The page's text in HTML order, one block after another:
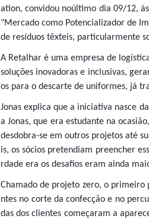
ation, convidou noúltimo dia 09/12,
"Mercado como Potencializador de
de resíduos têxteis, particularmente
A Retalhar é uma empresa de
soluções inovadoras e inclusivas,
os para o descarte de uniformes, já
Jonas explica que a iniciativa nasce
a Jonas, que era estudante na
desdobra-se em outros projetos até
is, os sócios pretendiam preencher
rdade era os desafios eram ainda
Chamado de projeto zero, o primeiro
ntes no corte da confecção e no
das dos clientes começaram a